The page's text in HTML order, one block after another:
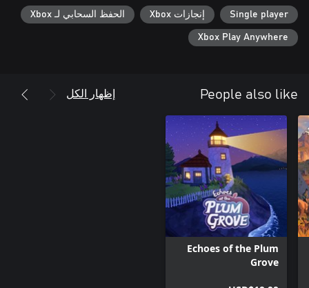
Single player إنجازات Xbox الحفظ السحابي لـ Xbox
Xbox Play Anywhere
People also like إظهار الكل
Echoes of the Plum
Grove